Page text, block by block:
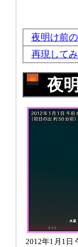
夜明け前
再現して
夜
2012年1月1日